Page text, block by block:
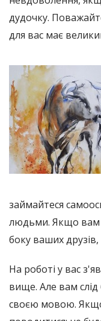
дудочку.
для вас має
займайтеся
людьми. Якщо вам
боку ваших
На роботі у вас
вище. Але вам слід
своєю мовою.